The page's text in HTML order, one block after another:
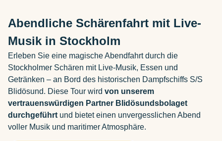
Abendliche Schärenfahrt mit Live-
Musik in Stockholm
Erleben Sie eine magische Abendfahrt durch die
Stockholmer Schären mit Live-Musik, Essen und
Getränken – an Bord des historischen Dampfschiffs S/S
Blidösund. Diese Tour wird von unserem
vertrauenswürdigen Partner Blidösundsbolaget
durchgeführt und bietet einen unvergesslichen Abend
voller Musik und maritimer Atmosphäre.